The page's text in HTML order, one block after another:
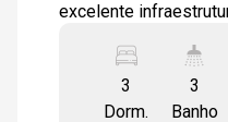
excelente infraestrutura. Com 123m²
projetado para
praticidade. No
encontrará uma sala
3
Dorm.
3
Banho